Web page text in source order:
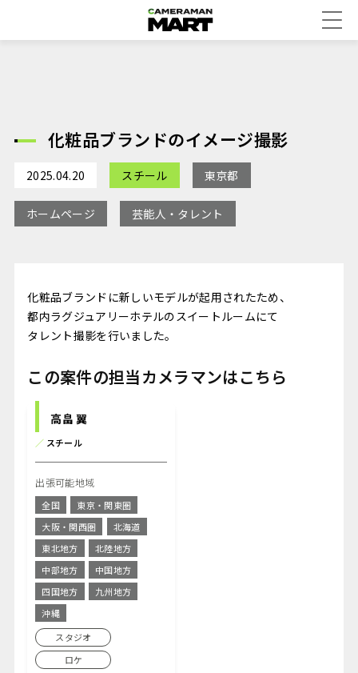
化粧品ブランドのイメージ撮影
2025.04.20 スチール 東京都
ホームページ 芸能人・タレント
化粧品ブランドに新しいモデルが起用されたため、
都内ラグジュアリーホテルのスイートルームにて
タレント撮影を行いました。
この案件の担当カメラマンはこちら
高畠 翼
／ スチール
出張可能地域
全国
東京・関東圏
大阪・関西圏
北海道
東北地方
北陸地方
中部地方
中国地方
四国地方
九州地方
沖縄
スタジオ
ロケ